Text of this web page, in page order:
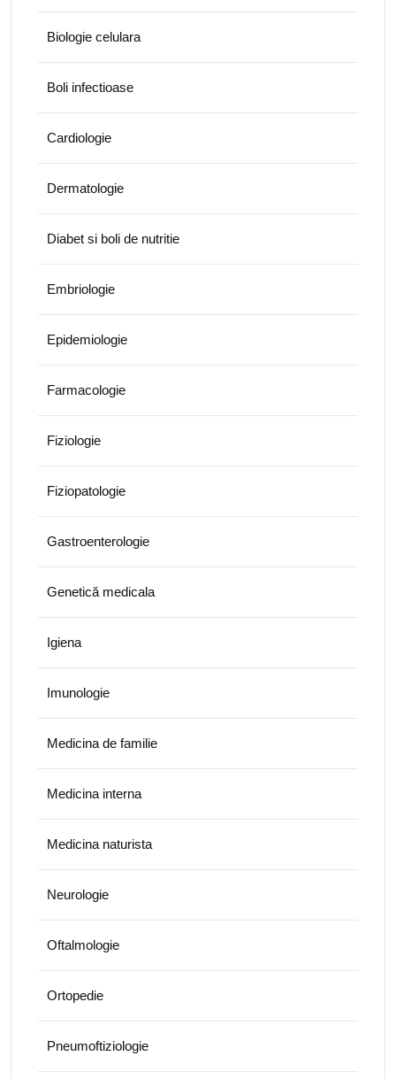
Biologie celulara
Boli infectioase
Cardiologie
Dermatologie
Diabet si boli de nutritie
Embriologie
Epidemiologie
Farmacologie
Fiziologie
Fiziopatologie
Gastroenterologie
Genetică medicala
Igiena
Imunologie
Medicina de familie
Medicina interna
Medicina naturista
Neurologie
Oftalmologie
Ortopedie
Pneumoftiziologie